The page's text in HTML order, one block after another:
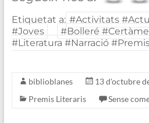
Etiquetat a: #Activitats
#Joves
#Bolleré
#Literatura #Narració
biblioblanes
13 d'octubre
Premis Literaris
Sense